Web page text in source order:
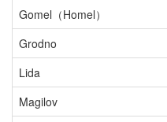
Gomel（Homel）
Grodno
Lida
Magilov